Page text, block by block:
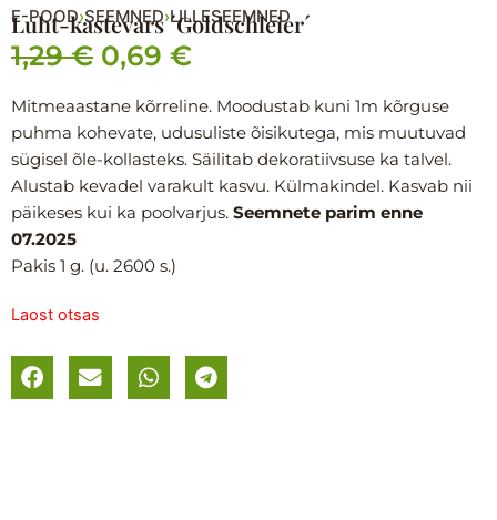
E-POOD›SEEMNED›LILLESEEMNED
Luht-kastevars ´Goldschleier´
1,29€ Algne
hind
oli:
1,29 €.
0,69 €Praegune
hind
on:
0,69 €.
Mitmeaastane kõrreline. Moodustab kuni 1m kõrguse
puhma kohevate, udusuliste õisikutega, mis muutuvad
sügisel õle-kollasteks. Säilitab dekoratiivsuse ka talvel.
Alustab kevadel varakult kasvu. Külmakindel. Kasvab nii
päikeses kui ka poolvarjus. Seemnete parim enne
07.2025
Pakis 1 g. (u. 2600 s.)
Laost otsas